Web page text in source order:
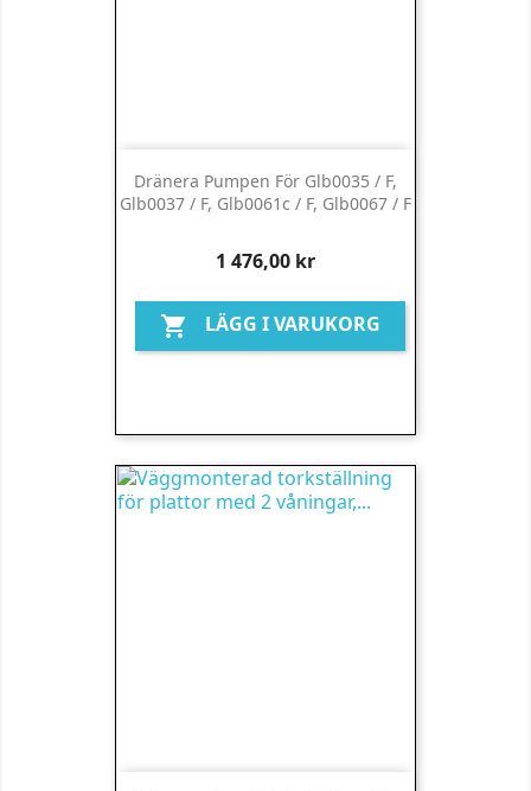
Dränera Pumpen För Glb0035 / F,
Glb0037 / F, Glb0061c / F, Glb0067 / F
Pris
1 476,00 kr
 LÄGG I VARUKORG